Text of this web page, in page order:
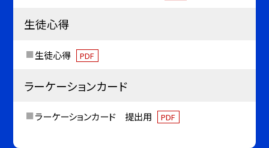
生徒心得
生徒心得 PDF
ラーケーションカード
ラーケーションカード 提出用 PDF